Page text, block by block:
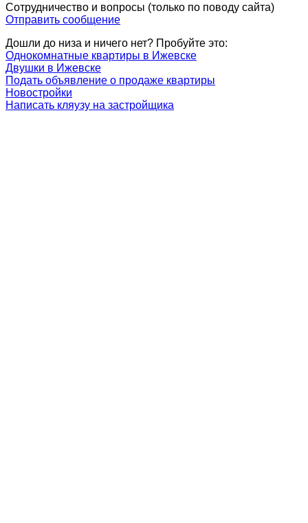
Сотрудничество и вопросы (только по поводу сайта)
Отправить сообщение
Дошли до низа и ничего нет? Пробуйте это:
Однокомнатные квартиры в Ижевске
Двушки в Ижевске
Подать объявление о продаже квартиры
Новостройки
Написать кляузу на застройщика